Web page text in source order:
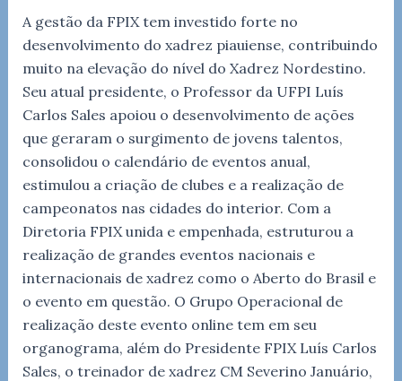
A gestão da FPIX tem investido forte no
desenvolvimento do xadrez piauiense, contribuindo
muito na elevação do nível do Xadrez Nordestino.
Seu atual presidente, o Professor da UFPI Luís
Carlos Sales apoiou o desenvolvimento de ações
que geraram o surgimento de jovens talentos,
consolidou o calendário de eventos anual,
estimulou a criação de clubes e a realização de
campeonatos nas cidades do interior. Com a
Diretoria FPIX unida e empenhada, estruturou a
realização de grandes eventos nacionais e
internacionais de xadrez como o Aberto do Brasil e
o evento em questão. O Grupo Operacional de
realização deste evento online tem em seu
organograma, além do Presidente FPIX Luís Carlos
Sales, o treinador de xadrez CM Severino Januário,